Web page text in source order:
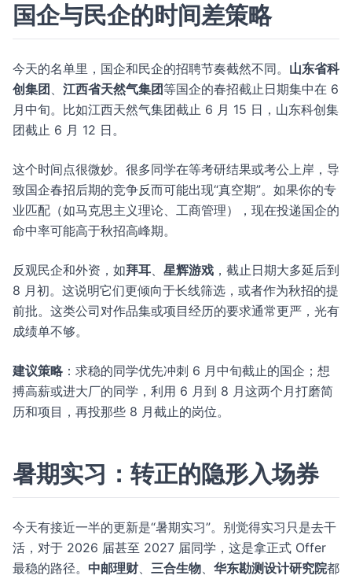
国企与民企的时间差策略
今天的名单里，国企和民企的招聘节奏截然不同。 山东省科
创集团 、 江西省天然气集团等国企的春招截止日期集中在 6
月中旬。比如江西天然气集团截止 6 月 15 日，山东科创集
团截止 6 月 12 日。
这个时间点很微妙。很多同学在等考研结果或考公上岸，导
致国企春招后期的竞争反而可能出现“真空期”。如果你的专
业匹配（如马克思主义理论、工商管理），现在投递国企的
命中率可能高于秋招高峰期。
反观民企和外资，如拜耳、 星辉游戏 ，截止日期大多延后到
8 月初。这说明它们更倾向于长线筛选，或者作为秋招的提
前批。这类公司对作品集或项目经历的要求通常更严，光有
成绩单不够。
建议策略 ：求稳的同学优先冲刺 6 月中旬截止的国企；想
搏高薪或进大厂的同学，利用 6 月到 8 月这两个月打磨简
历和项目，再投那些 8 月截止的岗位。
暑期实习：转正的隐形入场券
今天有接近一半的更新是“暑期实习”。别觉得实习只是去干
活，对于 2026 届甚至 2027 届同学，这是拿正式 Offer
最稳的路径。 中邮理财、 三合生物、 华东勘测设计研究院都